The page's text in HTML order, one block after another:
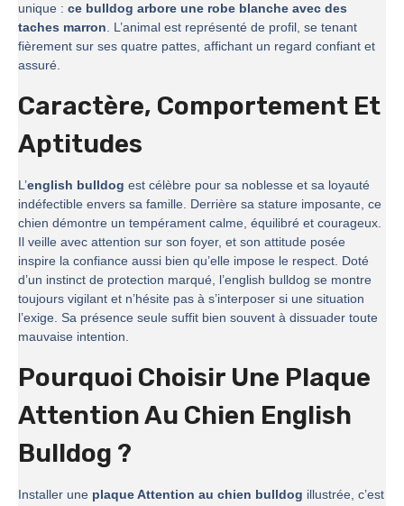
unique : ce bulldog arbore une robe blanche avec des
taches marron. L’animal est représenté de profil, se tenant
fièrement sur ses quatre pattes, affichant un regard confiant et
assuré.
Caractère, Comportement Et
Aptitudes
L’english bulldog est célèbre pour sa noblesse et sa loyauté
indéfectible envers sa famille. Derrière sa stature imposante, ce
chien démontre un tempérament calme, équilibré et courageux.
Il veille avec attention sur son foyer, et son attitude posée
inspire la confiance aussi bien qu’elle impose le respect. Doté
d’un instinct de protection marqué, l’english bulldog se montre
toujours vigilant et n’hésite pas à s’interposer si une situation
l’exige. Sa présence seule suffit bien souvent à dissuader toute
mauvaise intention.
Pourquoi Choisir Une Plaque
Attention Au Chien English
Bulldog ?
Installer une plaque Attention au chien bulldog illustrée, c’est